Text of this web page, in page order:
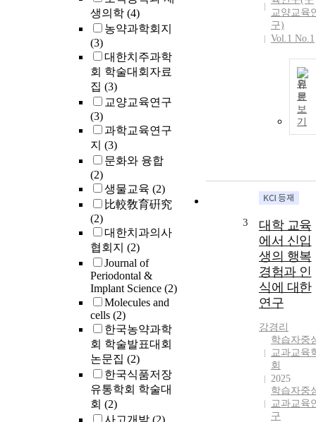
생의학 (4)
농약과학회지
(3)
대한치주과학
회 학술대회자료
집 (3)
교양교육연구
(3)
과학교육연구
지 (3)
문화와 융합
(2)
생물교육 (2)
比較敎育硏究
(2)
대한치과의사
협회지 (2)
Journal of
Periodontal &
Implant Science (2)
Molecules and
cells (2)
한국농약과학
회 학술발표대회
논문집 (2)
한국식품저장
유통학회 학술대
회 (2)
교양교육
구)
Vol.1 No.1
원
문
보
기
3
대학 교육
에서 신입
생의 행복
경험과 인
식에 대한
연구
강경리
학습자중
교과교육
회
2025
학습자중
교과교육
구